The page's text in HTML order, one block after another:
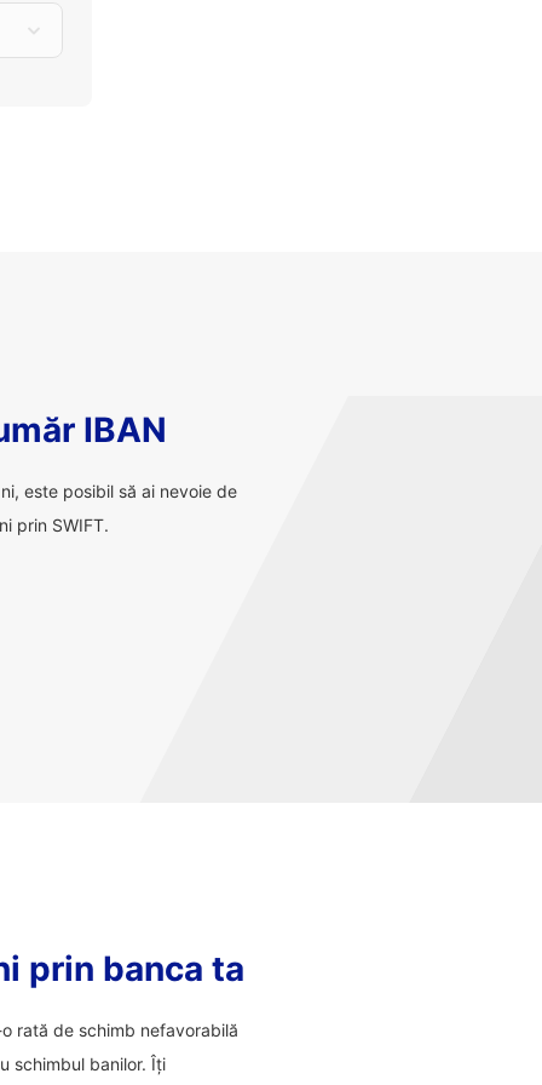
IBAN
este posibil să ai nevoie de
prin SWIFT.
prin banca ta
rată de schimb nefavorabilă
schimbul banilor. Îți